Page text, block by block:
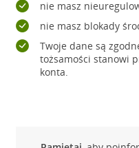
nie masz
nie masz blokady
Twoje dane są
tożsamości stanowi
konta.